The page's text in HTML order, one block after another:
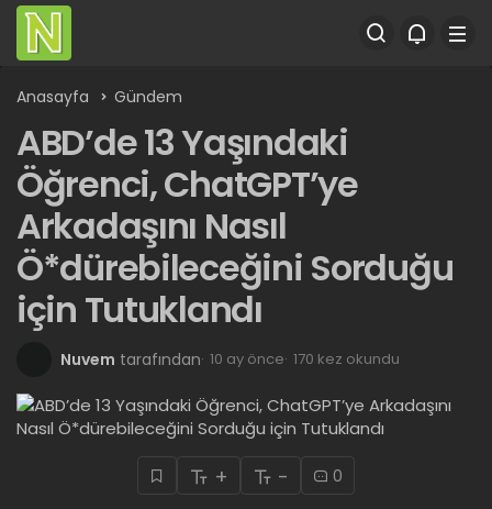
Anasayfa Gündem
ABD’de 13 Yaşındaki
Öğrenci, ChatGPT’ye
Arkadaşını Nasıl
Ö*dürebileceğini Sorduğu
için Tutuklandı
Nuvem tarafından 10 ay önce 170 kez okundu
+ - 0